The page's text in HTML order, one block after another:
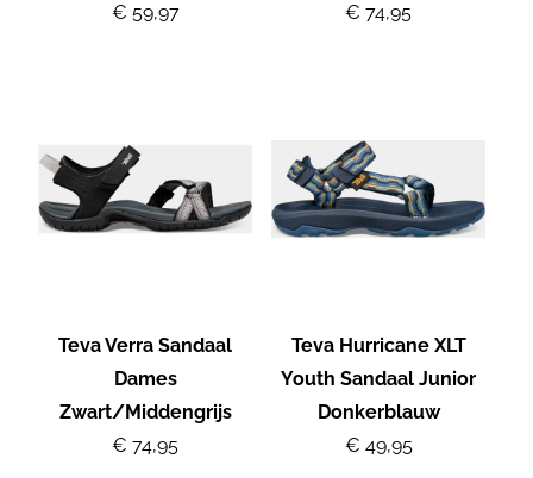
€ 59,97
€ 74,95
Teva Verra Sandaal
Dames
Zwart/Middengrijs
€ 74,95
Teva Hurricane XLT
Youth Sandaal Junior
Donkerblauw
€ 49,95